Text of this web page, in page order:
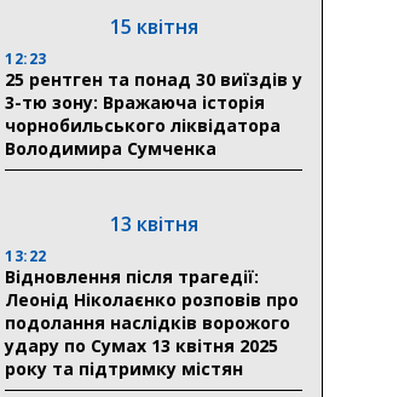
15 квітня
12:23
25 рентген та понад 30 виїздів у
3-тю зону: Вражаюча історія
чорнобильського ліквідатора
Володимира Сумченка
13 квітня
13:22
Відновлення після трагедії:
Леонід Ніколаєнко розповів про
подолання наслідків ворожого
удару по Сумах 13 квітня 2025
року та підтримку містян